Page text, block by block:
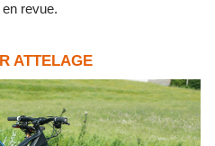
revue.
ATTELAGE